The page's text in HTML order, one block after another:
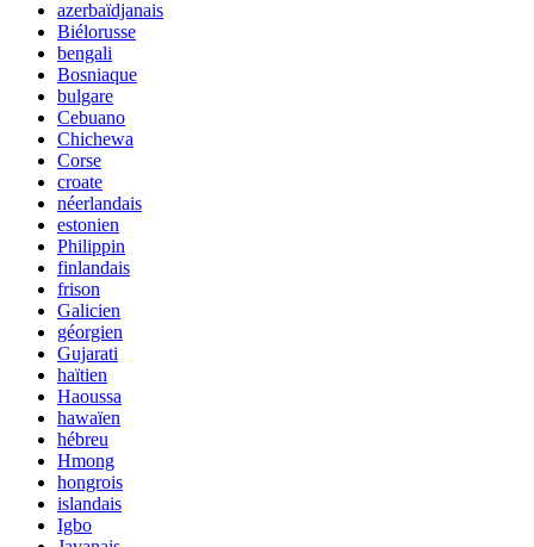
azerbaïdjanais
Biélorusse
bengali
Bosniaque
bulgare
Cebuano
Chichewa
Corse
croate
néerlandais
estonien
Philippin
finlandais
frison
Galicien
géorgien
Gujarati
haïtien
Haoussa
hawaïen
hébreu
Hmong
hongrois
islandais
Igbo